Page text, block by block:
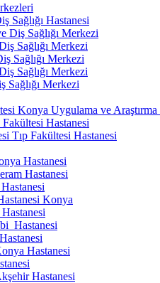
Sağlığı Hastanesi
Diş Sağlığı Merkezi
Sağlığı Merkezi
Sağlığı Merkezi
Sağlığı Merkezi
Sağlığı Merkezi
Konya Uygulama ve
Hastanesi
Tıp Fakültesi Hastanesi
Hastanesi
Hastanesi
Konya
Hastanesi
Hastanesi
Hastanesi